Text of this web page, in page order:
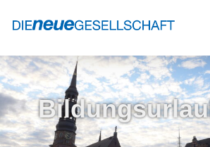
Home Aktuelles
Wir über uns
Mitarbeiter*innen
Kontakt
Bildungsurlaube
Gesprächskreise
Veranstaltungen